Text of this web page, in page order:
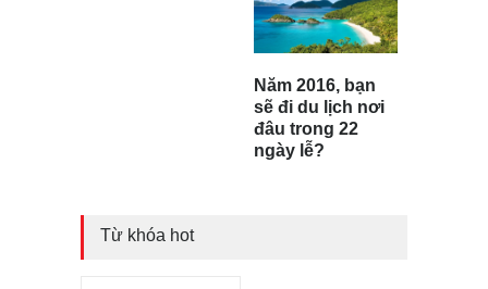
Năm 2016, bạn
sẽ đi du lịch nơi
đâu trong 22
ngày lễ?
Từ khóa hot